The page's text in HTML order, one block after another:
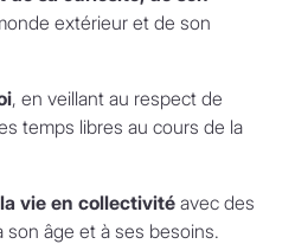
extérieur et de son
, en veillant au respect de
temps libres au cours de la
vie en collectivité avec des
son âge et à ses besoins.